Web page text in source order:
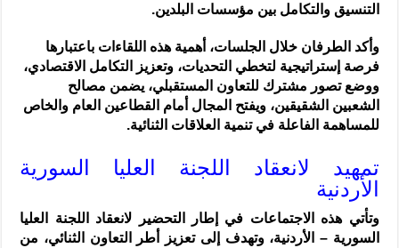
التنسيق والتكامل بين مؤسسات البلدين.
وأكد الطرفان خلال الجلسات، أهمية هذه اللقاءات باعتبارها
فرصة إستراتيجية لتخطي التحديات، وتعزيز التكامل الاقتصادي،
ووضع تصور مشترك للتعاون المستقبلي، يضمن مصالح
الشعبين الشقيقين، ويفتح المجال أمام القطاعين العام والخاص
للمساهمة الفاعلة في تنمية العلاقات الثنائية.
تمهيد لانعقاد اللجنة العليا السورية
الأردنية
وتأتي هذه الاجتماعات في إطار التحضير لانعقاد اللجنة العليا
السورية – الأردنية، وتهدف إلى تعزيز أطر التعاون الثنائي، من